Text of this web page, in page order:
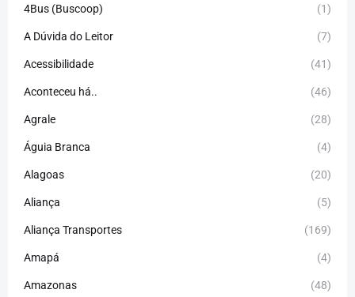
4Bus (Buscoop) (1)
A Dúvida do Leitor (7)
Acessibilidade (41)
Aconteceu há.. (46)
Agrale (28)
Águia Branca (4)
Alagoas (20)
Aliança (5)
Aliança Transportes (169)
Amapá (4)
Amazonas (48)